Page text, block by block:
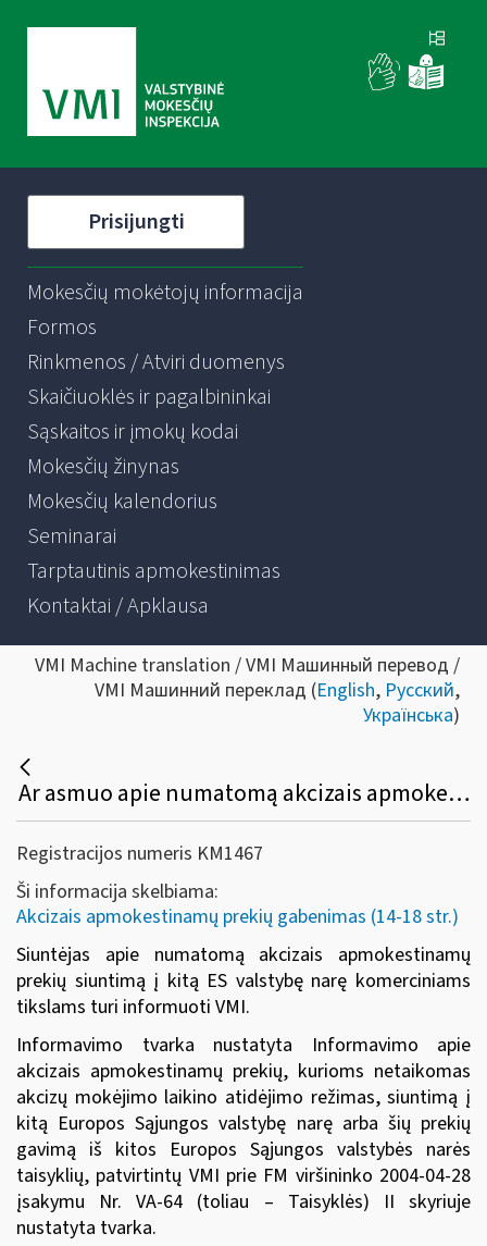
Prisijungti
Mokesčių mokėtojų informacija
Formos
Rinkmenos / Atviri duomenys
Skaičiuoklės ir pagalbininkai
Sąskaitos ir įmokų kodai
Mokesčių žinynas
Mokesčių kalendorius
Seminarai
Tarptautinis apmokestinimas
Kontaktai / Apklausa
VMI Machine translation / VMI Машинный перевод /
VMI Машинний переклад (English, Русский,
Українська)
Ar asmuo apie numatomą akcizais apmokestinamų prekių, kurioms netaikomas akcizų mokėjimo laikino atidėjimo režimas, siuntimą į kitą ES valstybę narę / gavimą iš kitos ES valstybės narės komerciniams tikslams, turi informuoti VMI?
Registracijos numeris KM1467
Ši informacija skelbiama:
Akcizais apmokestinamų prekių gabenimas (14-18 str.)
Siuntėjas apie numatomą akcizais apmokestinamų
prekių siuntimą į kitą ES valstybę narę komerciniams
tikslams turi informuoti VMI.
Informavimo tvarka nustatyta Informavimo apie
akcizais apmokestinamų prekių, kurioms netaikomas
akcizų mokėjimo laikino atidėjimo režimas, siuntimą į
kitą Europos Sąjungos valstybę narę arba šių prekių
gavimą iš kitos Europos Sąjungos valstybės narės
taisyklių, patvirtintų VMI prie FM viršininko 2004-04-28
įsakymu Nr. VA-64 (toliau – Taisyklės) II skyriuje
nustatyta tvarka.